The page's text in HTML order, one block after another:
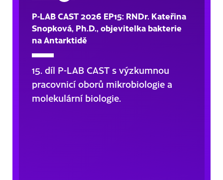
P-LAB CAST 2026 EP15: RNDr. Kateřina
Snopková, Ph.D., objevitelka bakterie
na Antarktidě
15. díl P-LAB CAST s výzkumnou
pracovnicí oborů mikrobiologie a
molekulární biologie.